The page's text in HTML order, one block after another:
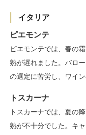
イタリア
ピエモンテ
ピエモンテでは、春の
熟が遅れました。バロ
の選定に苦労し、ワイ
トスカーナ
トスカーナでは、夏の
熟が不十分でした。キ